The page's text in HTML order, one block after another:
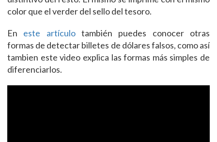
color que el verder del sello del tesoro.
En este artículotambién puedes conocer otras
formas de detectar billetes de dólares falsos, como así
tambien este video explica las formas más simples de
diferenciarlos.